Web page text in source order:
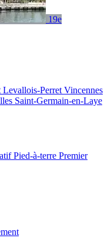
19e
Levallois-Perret Vincennes
Saint-Germain-en-Laye
Pied-à-terre Premier